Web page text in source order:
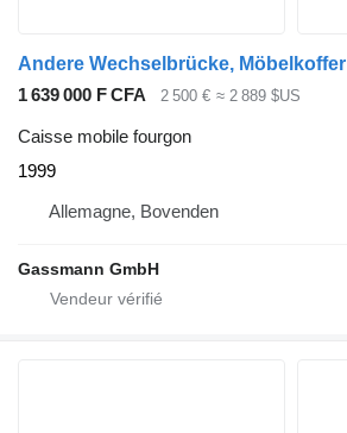
Andere Wechselbrücke, Möbelkoffer
1 639 000 F CFA
2 500 € ≈ 2 889 $US
Caisse mobile fourgon
1999
Allemagne, Bovenden
Gassmann GmbH